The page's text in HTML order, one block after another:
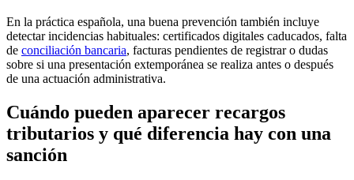
En la práctica española, una buena prevención también incluye
detectar incidencias habituales: certificados digitales caducados, falta
de conciliación bancaria, facturas pendientes de registrar o dudas
sobre si una presentación extemporánea se realiza antes o después
de una actuación administrativa.
Cuándo pueden aparecer recargos
tributarios y qué diferencia hay con una
sanción